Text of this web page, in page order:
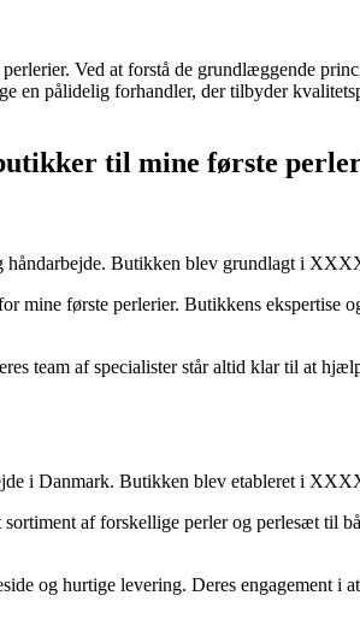
Ved at forstå de grundlæggende
en pålidelig forhandler, der tilbyder
til mine første
Butikken blev grundlagt i
mine første perlerier. Butikkens
team af specialister står altid klar til at
i Danmark. Butikken blev etableret i
af forskellige perler og perlesæt
og hurtige levering. Deres engagement